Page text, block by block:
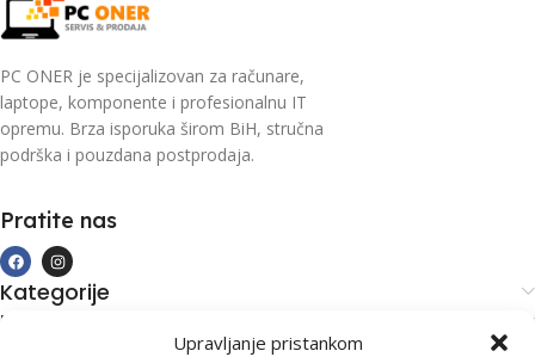
Upravljanje pristankom
PC ONER je specijalizovan za računare,
laptope, komponente i profesionalnu IT
opremu. Brza isporuka širom BiH, stručna
podrška i pouzdana postprodaja.
Pratite nas
Kategorije
Kupovina i podrška